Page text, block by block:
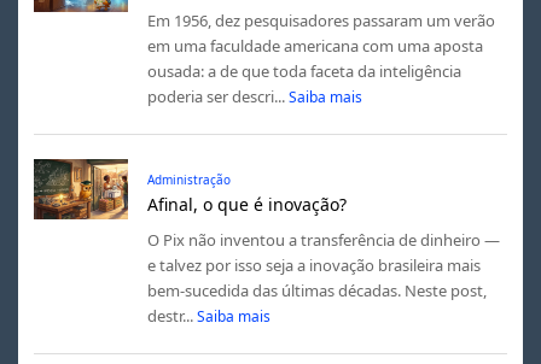
Em 1956, dez pesquisadores passaram um verão
em uma faculdade americana com uma aposta
ousada: a de que toda faceta da inteligência
poderia ser descri... Saiba mais
Administração
Afinal, o que é inovação?
O Pix não inventou a transferência de dinheiro —
e talvez por isso seja a inovação brasileira mais
bem-sucedida das últimas décadas. Neste post,
destr... Saiba mais